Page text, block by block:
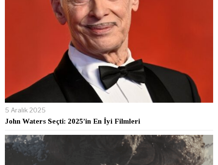
5 Aralık 2025
John Waters Seçti: 2025’in En İyi Filmleri